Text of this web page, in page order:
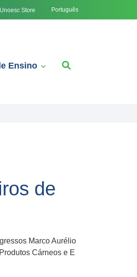
Unoesc Store Português
Ensino
de
Marco Aurélio
​C​árneos e ​E​